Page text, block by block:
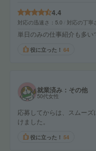
4.4
対応の迅速さ 5.0 対応の丁寧
単日のみの仕事紹介も多い
役に立った！ 64
就業済み：その他
50代女性
応募してからは、スムー
けました。
役に立った！ 54